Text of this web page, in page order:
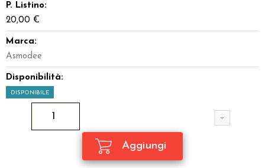
P. Listino:
20,00 €
Marca:
Asmodee
Disponibilità:
DISPONIBILE